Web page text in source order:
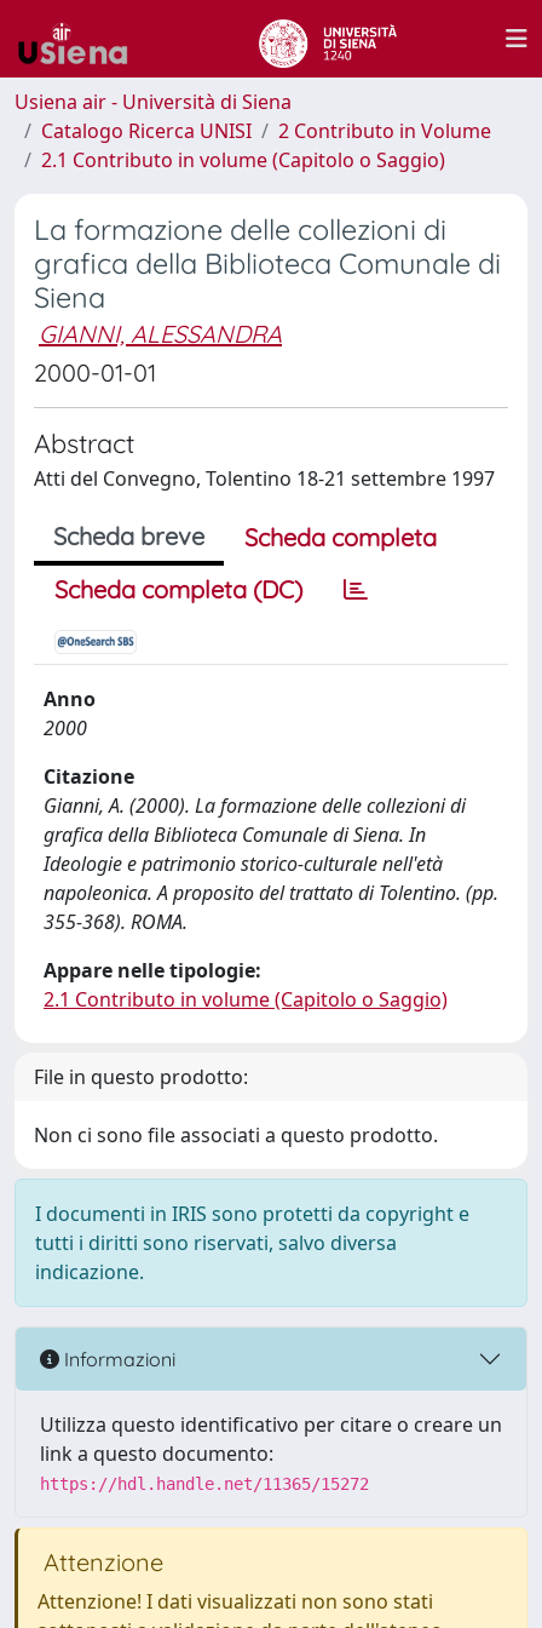
Usiena air - Università di Siena
Catalogo Ricerca UNISI
2 Contributo in Volume
2.1 Contributo in volume (Capitolo o Saggio)
La formazione delle collezioni di
grafica della Biblioteca Comunale di
Siena
GIANNI, ALESSANDRA
2000-01-01
Abstract
Atti del Convegno, Tolentino 18-21 settembre 1997
Scheda breve
Scheda completa
Scheda completa (DC)
Anno
2000
Citazione
Gianni, A. (2000). La formazione delle collezioni di
grafica della Biblioteca Comunale di Siena. In
Ideologie e patrimonio storico-culturale nell'età
napoleonica. A proposito del trattato di Tolentino. (pp.
355-368). ROMA.
Appare nelle tipologie:
2.1 Contributo in volume (Capitolo o Saggio)
File in questo prodotto:
Non ci sono file associati a questo prodotto.
I documenti in IRIS sono protetti da copyright e
tutti i diritti sono riservati, salvo diversa
indicazione.
Informazioni
Utilizza questo identificativo per citare o creare un
link a questo documento:
https://hdl.handle.net/11365/15272
Attenzione
Attenzione! I dati visualizzati non sono stati